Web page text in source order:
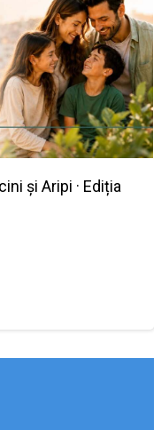
și Aripi · Ediția